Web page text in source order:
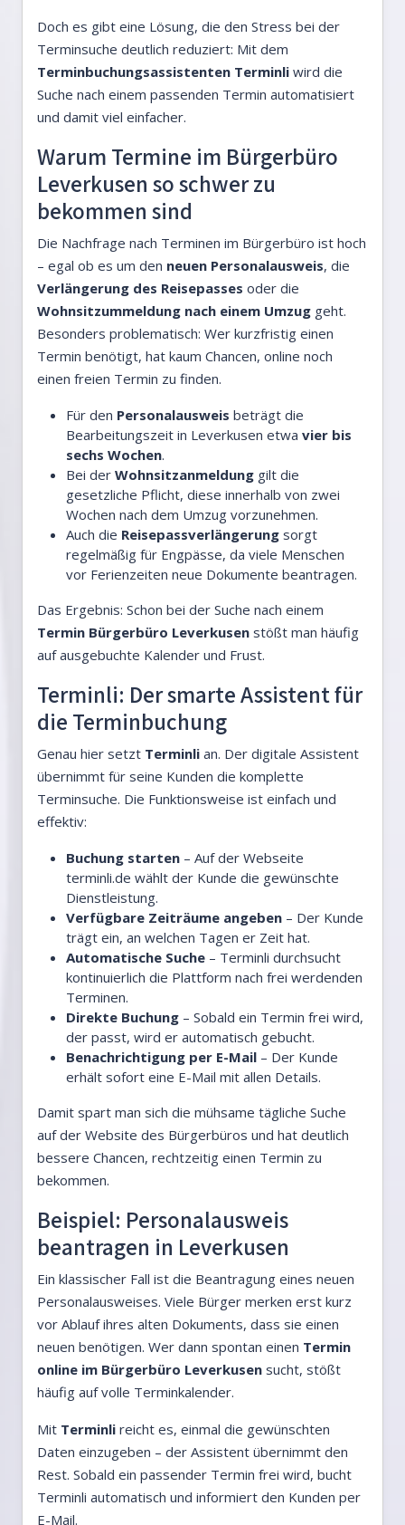
Doch es gibt eine Lösung, die den Stress bei der
Terminsuche deutlich reduziert: Mit dem
Terminbuchungsassistenten Terminli wird die
Suche nach einem passenden Termin automatisiert
und damit viel einfacher.
Warum Termine im Bürgerbüro
Leverkusen so schwer zu
bekommen sind
Die Nachfrage nach Terminen im Bürgerbüro ist hoch
– egal ob es um den neuen Personalausweis, die
Verlängerung des Reisepasses oder die
Wohnsitzummeldung nach einem Umzug geht.
Besonders problematisch: Wer kurzfristig einen
Termin benötigt, hat kaum Chancen, online noch
einen freien Termin zu finden.
Für den Personalausweis beträgt die
Bearbeitungszeit in Leverkusen etwa vier bis
sechs Wochen.
Bei der Wohnsitzanmeldung gilt die
gesetzliche Pflicht, diese innerhalb von zwei
Wochen nach dem Umzug vorzunehmen.
Auch die Reisepassverlängerung sorgt
regelmäßig für Engpässe, da viele Menschen
vor Ferienzeiten neue Dokumente beantragen.
Das Ergebnis: Schon bei der Suche nach einem
Termin Bürgerbüro Leverkusen stößt man häufig
auf ausgebuchte Kalender und Frust.
Terminli: Der smarte Assistent für
die Terminbuchung
Genau hier setzt Terminli an. Der digitale Assistent
übernimmt für seine Kunden die komplette
Terminsuche. Die Funktionsweise ist einfach und
effektiv:
Buchung starten – Auf der Webseite
terminli.de wählt der Kunde die gewünschte
Dienstleistung.
Verfügbare Zeiträume angeben – Der Kunde
trägt ein, an welchen Tagen er Zeit hat.
Automatische Suche – Terminli durchsucht
kontinuierlich die Plattform nach frei werdenden
Terminen.
Direkte Buchung – Sobald ein Termin frei wird,
der passt, wird er automatisch gebucht.
Benachrichtigung per E-Mail – Der Kunde
erhält sofort eine E-Mail mit allen Details.
Damit spart man sich die mühsame tägliche Suche
auf der Website des Bürgerbüros und hat deutlich
bessere Chancen, rechtzeitig einen Termin zu
bekommen.
Beispiel: Personalausweis
beantragen in Leverkusen
Ein klassischer Fall ist die Beantragung eines neuen
Personalausweises. Viele Bürger merken erst kurz
vor Ablauf ihres alten Dokuments, dass sie einen
neuen benötigen. Wer dann spontan einen Termin
online im Bürgerbüro Leverkusen sucht, stößt
häufig auf volle Terminkalender.
Mit Terminli reicht es, einmal die gewünschten
Daten einzugeben – der Assistent übernimmt den
Rest. Sobald ein passender Termin frei wird, bucht
Terminli automatisch und informiert den Kunden per
E-Mail.